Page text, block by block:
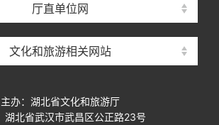
厅直单位网
文化和旅游相关网站
主办：湖北省文化和旅游厅
湖北省武汉市武昌区公正路23号